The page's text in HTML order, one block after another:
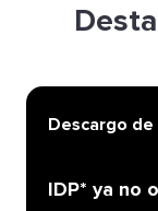
Descargo
IDP* ya no